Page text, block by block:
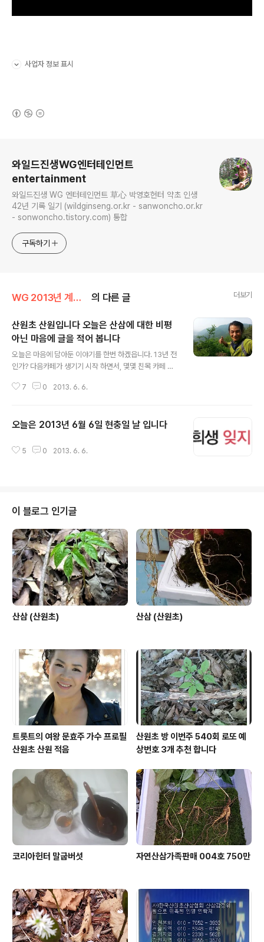
사업자 정보 표시
와일드진생WG엔터테인먼트
entertainment
와일드진생 WG 엔터테인먼트 草心 박영호헌터 약초 인생
42년 기록 일기 (wildginseng.or.kr - sanwoncho.or.kr
- sonwoncho.tistory.com) 통합
구독하기
WG 2013년 계사년 기록 의 다른 글 더보기
산원초 산원입니다 오늘은 산삼에 대한 비평
아닌 마음에 글을 적어 봅니다
오늘은 마음에 담아둔 이야기를 한번 하겠읍니다. 13년 전
인가? 다음카페가 생기기 시작 하면서, 몇몇 친목 카페 그
씩 우리네 취미 생활로 거듭나려 할 당시.... 여러 카페 와 단
과 이런 저런 산하에 삼씨를 많이 뿌리고 다였읍니다. 그 당
리고, 비평 아닌 비평을 하였읍니다. 지난 본인의 글을 보
7 0 2013. 6. 6.
오늘은 2013년 6월 6일 현충일 날 입니다
5 0 2013. 6. 6.
이 블로그 인기글
산삼 (산원초) 산삼 (산원초)
트롯트의 여왕 문효주 가수 프로필
산원초 산원 적음
산원초 방 이번주 540회 로또 예
상번호 3개 추천 합니다
코리아헌터 말굽버섯 자연산삼가족판매 004호 750만